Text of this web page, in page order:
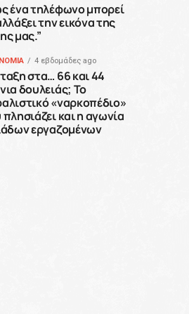
ένα τηλέφωνο μπορεί
την εικόνα της
μας.”
4 εβδομάδες ago
στα… 66 και 44
δουλειάς; Το
«ναρκοπέδιο»
και η αγωνία
εργαζομένων